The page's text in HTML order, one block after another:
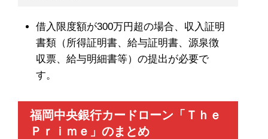
借入限度額が300万円超の場合、収入証明
書類（所得証明書、給与証明書、源泉徴
収票、給与明細書等）の提出が必要で
す。
福岡中央銀行カードローン「Ｔｈｅ
Ｐｒｉｍｅ」のまとめ